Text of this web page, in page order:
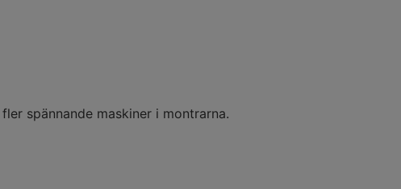
spännande maskiner i montrarna.